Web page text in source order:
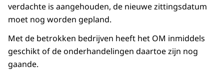
verdachte is aangehouden, de nieuwe zittingsdatum
moet nog worden gepland.
Met de betrokken bedrijven heeft het OM inmiddels
geschikt of de onderhandelingen daartoe zijn nog
gaande.